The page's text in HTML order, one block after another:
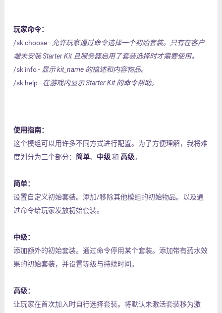
玩家命令：
/sk choose - 允许玩家通过命令选择一个初始套装。只有在客户
端未安装 Starter Kit 且服务器启用了套装选择时才需要使用。
/sk info - 显示 kit_name 的描述和内容物品。
/sk help - 在游戏内显示 Starter Kit 的命令帮助。
使用指南：
这个模组可以用许多不同方式进行配置。为了方便理解，我将难
度划分为三个部分： 简单、 中级和 高级。
简单：
设置自定义初始套装。添加/移除其他模组的初始物品。以及通
过命令给玩家发放初始套装。
中级：
添加额外的初始套装。通过命令停用某个套装。添加带有药水效
果的初始套装，并设置等级与持续时间。
高级：
让玩家在首次加入时自行选择套装。将默认未激活套装移为激